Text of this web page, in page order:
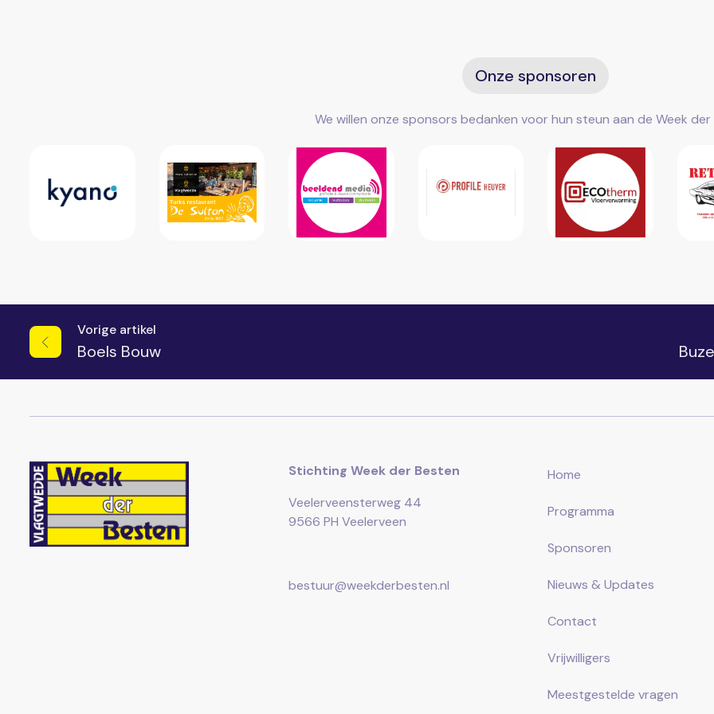
Onze sponsoren
We willen onze sponsors bedanken voor hun steun aan de Week der
Vorige artikel
Boels Bouw
Stichting Week der Besten
Veelerveensterweg 44
9566 PH Veelerveen
bestuur@weekderbesten.nl
Home
Programma
Sponsoren
Nieuws & Updates
Contact
Vrijwilligers
Meestgestelde vragen